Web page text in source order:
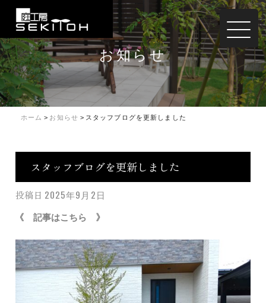
お知らせ
ホーム > お知らせ > スタッフブログを更新しました
スタッフブログを更新しました
投稿日 2025年9月2日
《
記事はこちら 》